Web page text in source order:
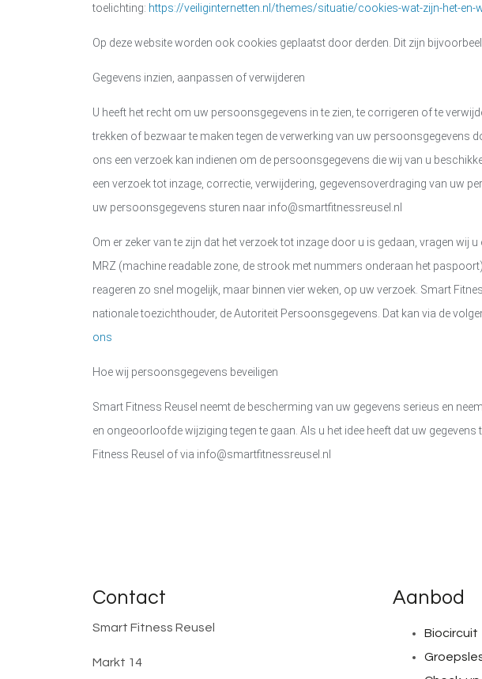
toelichting: https://veiliginternetten.nl/themes/situatie/cookies-wat-zijn-het-en-
Op deze website worden ook cookies geplaatst door derden. Dit zijn
Gegevens inzien, aanpassen of verwijderen
U heeft het recht om uw persoonsgegevens in te zien, te corrigeren of te
trekken of bezwaar te maken tegen de verwerking van uw persoonsgegevens
ons een verzoek kan indienen om de persoonsgegevens die wij van u
een verzoek tot inzage, correctie, verwijdering, gegevensoverdraging van uw
uw persoonsgegevens sturen naar info@smartfitnessreusel.nl
Om er zeker van te zijn dat het verzoek tot inzage door u is gedaan, vragen wij
MRZ (machine readable zone, de strook met nummers onderaan het
reageren zo snel mogelijk, maar binnen vier weken, op uw verzoek. Smart
nationale toezichthouder, de Autoriteit Persoonsgegevens. Dat kan via de
ons
Hoe wij persoonsgegevens beveiligen
Smart Fitness Reusel neemt de bescherming van uw gegevens serieus en
en ongeoorloofde wijziging tegen te gaan. Als u het idee heeft dat uw
Fitness Reusel of via info@smartfitnessreusel.nl
Contact
Smart Fitness Reusel
Markt 14
Aanbod
Biocircuit